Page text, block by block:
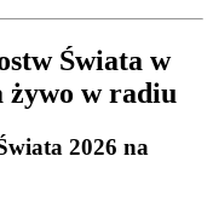
Świata w
żywo w radiu
2026 na